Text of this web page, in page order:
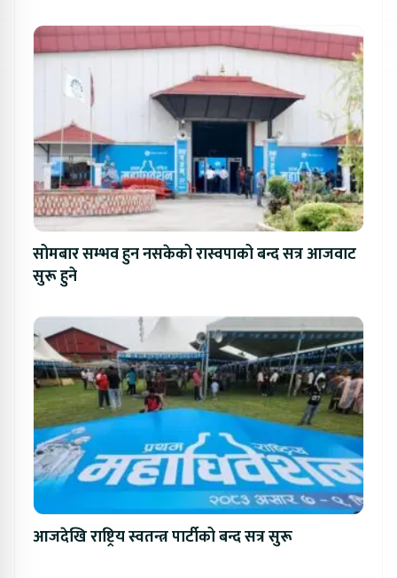
सोमबार सम्भव हुन नसकेको रास्वपाको बन्द सत्र आजवाट
सुरू हुने
आजदेखि राष्ट्रिय स्वतन्त्र पार्टीको बन्द सत्र सुरू